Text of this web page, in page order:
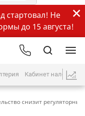
стартовал! Не
до 15 августа!
Кабинет
снизит